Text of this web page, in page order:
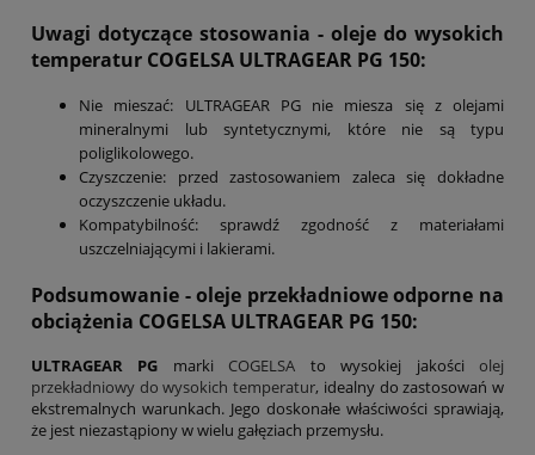
Uwagi dotyczące stosowania - oleje do wysokich
temperatur COGELSA ULTRAGEAR PG 150:
Nie mieszać: ULTRAGEAR PG nie miesza się z olejami
mineralnymi lub syntetycznymi, które nie są typu
poliglikolowego.
Czyszczenie: przed zastosowaniem zaleca się dokładne
oczyszczenie układu.
Kompatybilność: sprawdź zgodność z materiałami
uszczelniającymi i lakierami.
Podsumowanie - oleje przekładniowe odporne na
obciążenia COGELSA ULTRAGEAR PG 150:
ULTRAGEAR PG marki COGELSA to wysokiej jakościolej
przekładniowy do wysokich temperatur, idealny do zastosowań w
ekstremalnych warunkach. Jego doskonałe właściwości sprawiają,
że jest niezastąpiony w wielu gałęziach przemysłu.